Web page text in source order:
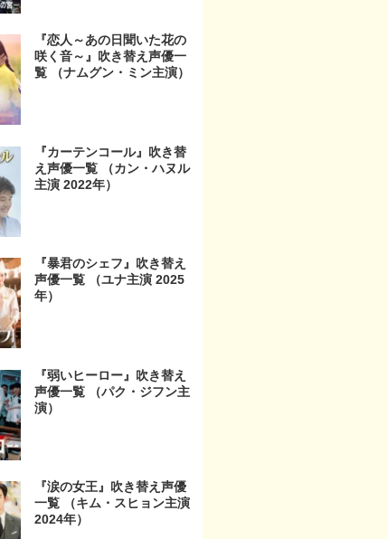
『恋人～あの日聞いた花の
咲く音～』吹き替え声優一
覧 （ナムグン・ミン主演）
『カーテンコール』吹き替
え声優一覧 （カン・ハヌル
主演 2022年）
『暴君のシェフ』吹き替え
声優一覧 （ユナ主演 2025
年）
『弱いヒーロー』吹き替え
声優一覧 （パク・ジフン主
演）
『涙の女王』吹き替え声優
一覧 （キム・スヒョン主演
2024年）